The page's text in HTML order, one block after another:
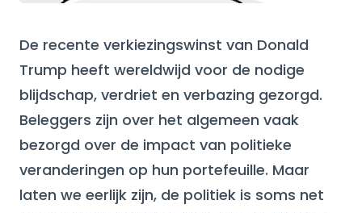
De recente verkiezingswinst van Donald
Trump heeft wereldwijd voor de nodige
blijdschap, verdriet en verbazing gezorgd.
Beleggers zijn over het algemeen vaak
bezorgd over de impact van politieke
veranderingen op hun portefeuille. Maar
laten we eerlijk zijn, de politiek is soms net